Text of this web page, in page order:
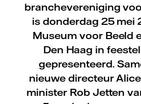
branchevereniging
is donderdag 25 mei
Museum voor Beeld
Den Haag in
gepresenteerd.
nieuwe directeur
minister Rob Jetten